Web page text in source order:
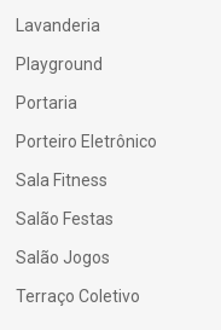
Lavanderia
Playground
Portaria
Porteiro Eletrônico
Sala Fitness
Salão Festas
Salão Jogos
Terraço Coletivo